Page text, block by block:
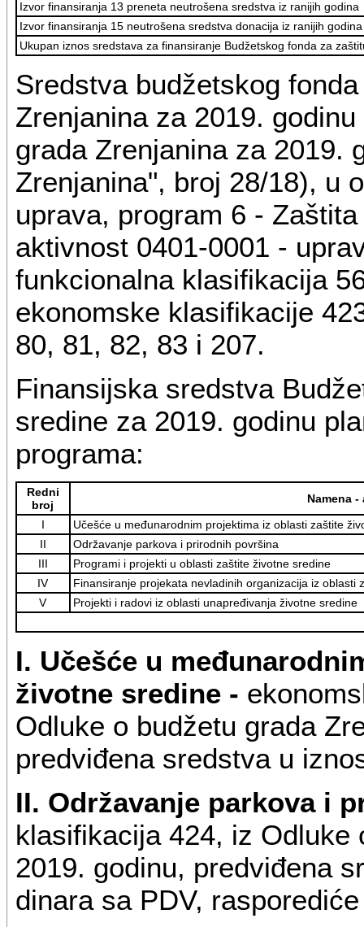
Izvor finansiranja 13 preneta neutrošena sredstva iz ranijih godina
Izvor finansiranja 15 neutrošena sredstva donacija iz ranijih godina
Ukupan iznos sredstava za finansiranje Budžetskog fonda za
Sredstva budžetskog
Zrenjanina za 2019.
grada Zrenjanina za 2019.
Zrenjanina", broj 28/18), u
uprava, program 6 -
aktivnost 0401-0001 -
funkcionalna klasifikacija
ekonomske klasifikacije
80, 81, 82, 83 i 207.
Finansijska sredstva
sredine za 2019. godinu
programa:
Redni
broj
Namena
I
Učešće u međunarodnim projektima iz oblasti zaštite
II
Održavanje parkova i prirodnih površina
III
Programi i projekti u oblasti zaštite životne sredine
IV
Finansiranje projekata nevladinih organizacija iz oblasti
V
Projekti i radovi iz oblasti unapređivanja životne sredine
I. Učešće u
životne sredine -
Odluke o budžetu grada
predviđena sredstva u
II. Održavanje parkova i
klasifikacija 424, iz Odluke
2019. godinu, predviđena
dinara sa PDV,